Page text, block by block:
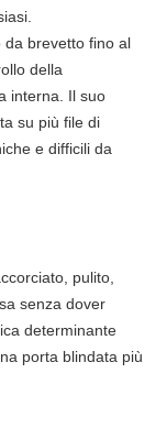
da brevetto fino al
della
interna. Il suo
su più file di
e difficili da
pulito,
senza dover
determinante
porta blindata più